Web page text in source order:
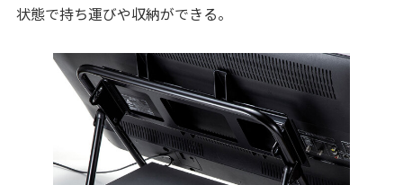
状態で持ち運びや収納ができる。